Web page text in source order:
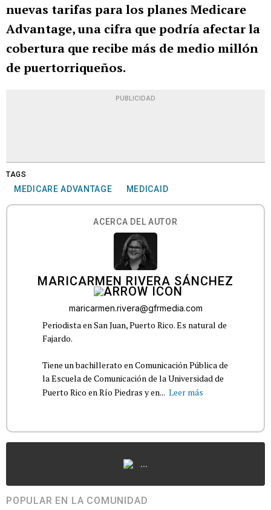
nuevas tarifas para los planes Medicare
Advantage, una cifra que podría afectar la
cobertura que recibe más de medio millón
de puertorriqueños.
PUBLICIDAD
TAGS
MEDICARE ADVANTAGE MEDICAID
ACERCA DEL AUTOR
MARICARMEN RIVERA SÁNCHEZ
maricarmen.rivera@gfrmedia.com
Periodista en San Juan, Puerto Rico. Es natural de
Fajardo.
Tiene un bachillerato en Comunicación Pública de
la Escuela de Comunicación de la Universidad de
Puerto Rico en Río Piedras y en... Leer más
...
POPULAR EN LA COMUNIDAD